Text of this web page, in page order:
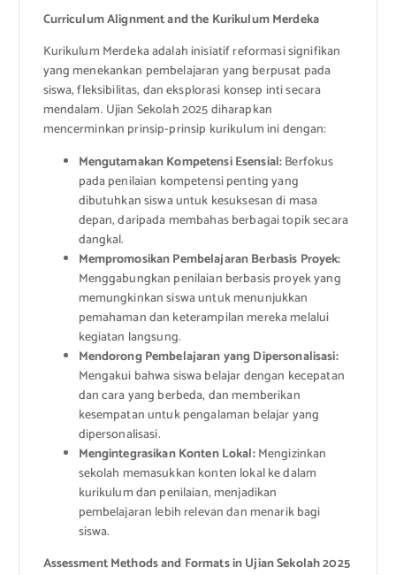
Curriculum Alignment and the Kurikulum Merdeka
Kurikulum Merdeka adalah inisiatif reformasi signifikan
yang menekankan pembelajaran yang berpusat pada
siswa, fleksibilitas, dan eksplorasi konsep inti secara
mendalam. Ujian Sekolah 2025 diharapkan
mencerminkan prinsip-prinsip kurikulum ini dengan:
Mengutamakan Kompetensi Esensial:Berfokus
pada penilaian kompetensi penting yang
dibutuhkan siswa untuk kesuksesan di masa
depan, daripada membahas berbagai topik secara
dangkal.
Mempromosikan Pembelajaran Berbasis Proyek:
Menggabungkan penilaian berbasis proyek yang
memungkinkan siswa untuk menunjukkan
pemahaman dan keterampilan mereka melalui
kegiatan langsung.
Mendorong Pembelajaran yang Dipersonalisasi:
Mengakui bahwa siswa belajar dengan kecepatan
dan cara yang berbeda, dan memberikan
kesempatan untuk pengalaman belajar yang
dipersonalisasi.
Mengintegrasikan Konten Lokal:Mengizinkan
sekolah memasukkan konten lokal ke dalam
kurikulum dan penilaian, menjadikan
pembelajaran lebih relevan dan menarik bagi
siswa.
Assessment Methods and Formats in Ujian Sekolah 2025